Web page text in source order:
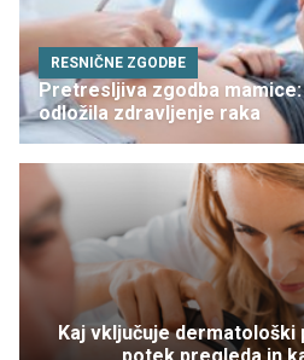
RESNIČNE ZGODBE
Pretresljiva zgodba
odložila zdravljenje raka
Kaj vključuje dermatološki